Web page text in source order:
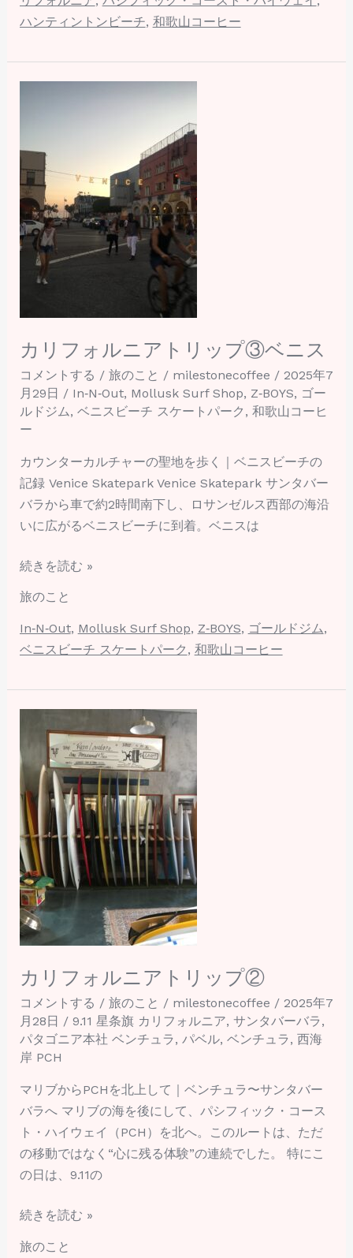
ハンティントンビーチ, 和歌山コーヒー
カリフォルニアトリップ③ベニス
コメントする / 旅のこと / milestonecoffee / 2025年7
月29日 / In‑N‑Out, Mollusk Surf Shop, Z‑BOYS, ゴー
ルドジム, ベニスビーチ スケートパーク , 和歌山コーヒ
ー
カウンターカルチャーの聖地を歩く｜ベニスビーチの
記録 Venice Skatepark Venice Skatepark サンタバー
バラから車で約2時間南下し、ロサンゼルス西部の海沿
いに広がるベニスビーチに到着。ベニスは
ォ
ル
ニ
ア
ト
ベ
ス
続きを読む »
旅のこと
In‑N‑Out, Mollusk Surf Shop, Z‑BOYS, ゴールドジム,
ベニスビーチ スケートパーク , 和歌山コーヒー
カリフォルニアトリップ②
コメントする / 旅のこと / milestonecoffee / 2025年7
月28日 / 9.11 星条旗 カリフォルニア, サンタバーバラ,
パタゴニア本社 ベンチュラ, パベル, ベンチュラ, 西海
岸 PCH
マリブからPCHを北上して｜ベンチュラ〜サンタバー
バラへ マリブの海を後にして、パシフィック・コース
ト・ハイウェイ（PCH）を北へ。このルートは、ただ
の移動ではなく“心に残る体験”の連続でした。 特にこ
の日は、9.11の
フ
ル
ニ
ア
ト
リ
ッ
プ
続きを読む »
旅のこと